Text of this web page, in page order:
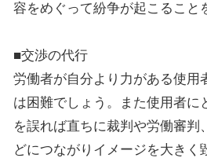
容をめぐって紛争が起こること
■交渉の代行
労働者が自分より力がある使用
は困難でしょう。また使用者に
を誤れば直ちに裁判や労働審判
どにつながりイメージを大きく